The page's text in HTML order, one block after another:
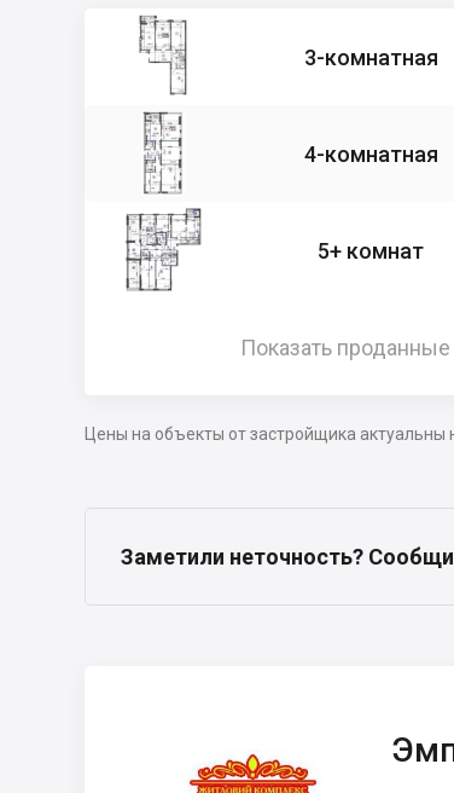
3-комнатная
4-комнатная
5+ комнат
Показать
Цены на объекты от застройщика актуальны
Заметили неточность?
Пропертиз